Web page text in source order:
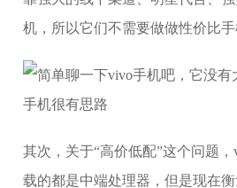
机，所以它们不需要做做性价比手
其次，关于“高价低配”这个问题
载的都是中端处理器，但是现在